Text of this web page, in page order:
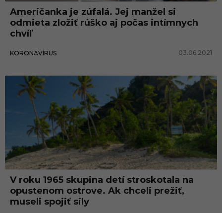
d
á
Američanka je zúfalá. Jej manžel si
odmieta zložiť rúško aj počas intímnych
chvíľ
KORONAVÍRUS 03.06.2021
V roku 1965 skupina detí stroskotala na
opustenom ostrove. Ak chceli prežiť,
museli spojiť sily